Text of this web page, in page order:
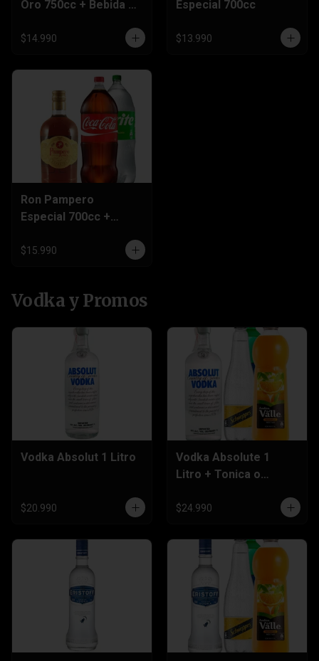
Oro 750cc + Bebida 3
$14.990
Especial 700cc
$13.990
Ron Pampero
Especial 700cc +
$15.990
Vodka y Promos
Vodka Absolut 1 Litro
$20.990
Vodka Absolute 1
Litro + Tonica o
$24.990